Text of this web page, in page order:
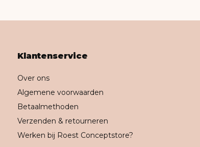
Klantenservice
Over ons
Algemene voorwaarden
Betaalmethoden
Verzenden & retourneren
Werken bij Roest Conceptstore?